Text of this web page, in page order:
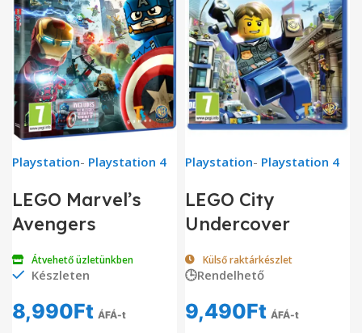
Playstation- Playstation 4
LEGO Marvel’s
Avengers
Átvehető üzletünkben
Készleten
8,990Ft ÁFÁ-t
Playstation- Playstation 4
LEGO City
Undercover
Külső raktárkészlet
🕒Rendelhető
9,490Ft ÁFÁ-t